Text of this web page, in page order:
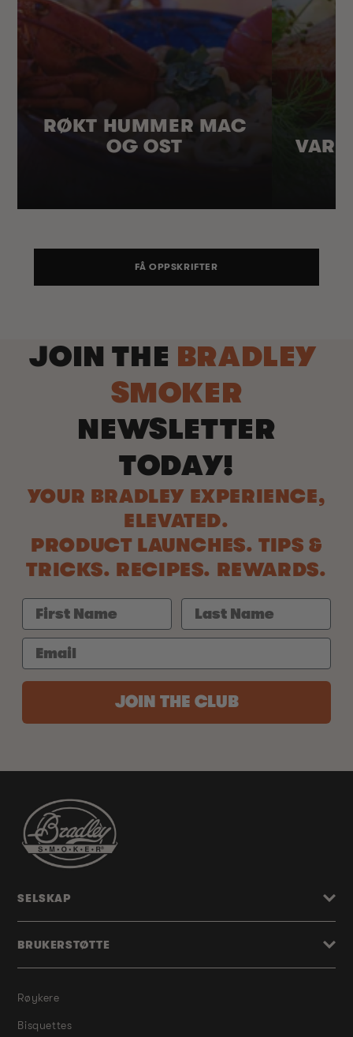
RØKT HUMMER MAC
OG OST
FÅ OPPSKRIFTER
JOIN THE BRADLEY
SMOKER
NEWSLETTER
TODAY!
YOUR BRADLEY EXPERIENCE,
ELEVATED.
PRODUCT LAUNCHES. TIPS &
TRICKS. RECIPES. REWARDS.
JOIN THE CLUB
Røykere
Bisquettes
SELSKAP
BRUKERSTØTTE